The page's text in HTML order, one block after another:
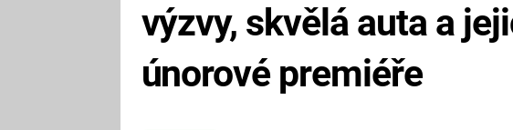
výzvy, skvělá auta a
únorové premiéře